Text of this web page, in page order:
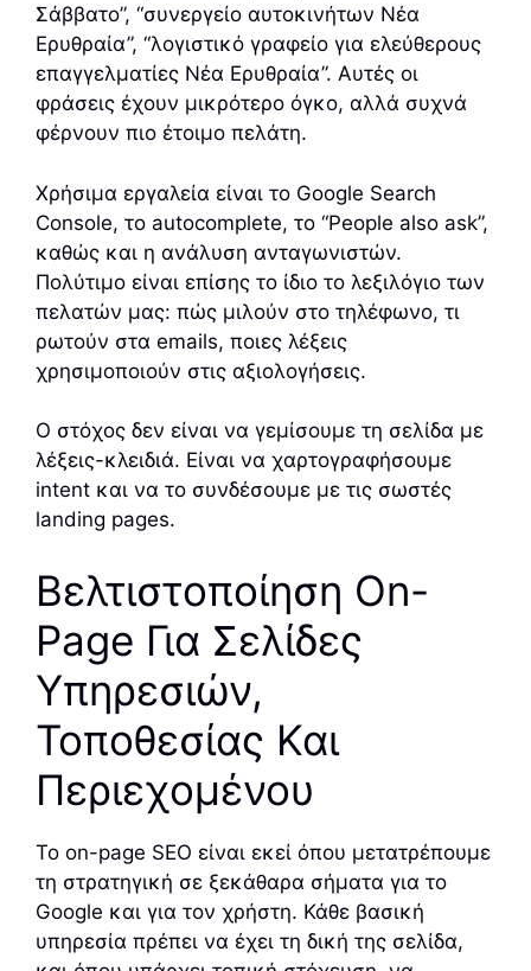
Σάββατο”, “συνεργείο αυτοκινήτων Νέα
Ερυθραία”, “λογιστικό γραφείο για ελεύθερους
επαγγελματίες Νέα Ερυθραία”. Αυτές οι
φράσεις έχουν μικρότερο όγκο, αλλά συχνά
φέρνουν πιο έτοιμο πελάτη.
Χρήσιμα εργαλεία είναι το Google Search
Console, το autocomplete, το “People also ask”,
καθώς και η ανάλυση ανταγωνιστών.
Πολύτιμο είναι επίσης το ίδιο το λεξιλόγιο των
πελατών μας: πώς μιλούν στο τηλέφωνο, τι
ρωτούν στα emails, ποιες λέξεις
χρησιμοποιούν στις αξιολογήσεις.
Ο στόχος δεν είναι να γεμίσουμε τη σελίδα με
λέξεις-κλειδιά. Είναι να χαρτογραφήσουμε
intent και να το συνδέσουμε με τις σωστές
landing pages.
Βελτιστοποίηση On-
Page Για Σελίδες
Υπηρεσιών,
Τοποθεσίας Και
Περιεχομένου
Το on-page SEO είναι εκεί όπου μετατρέπουμε
τη στρατηγική σε ξεκάθαρα σήματα για το
Google και για τον χρήστη. Κάθε βασική
υπηρεσία πρέπει να έχει τη δική της σελίδα,